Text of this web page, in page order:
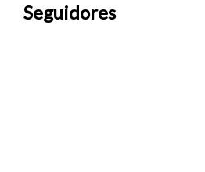
Seguidores